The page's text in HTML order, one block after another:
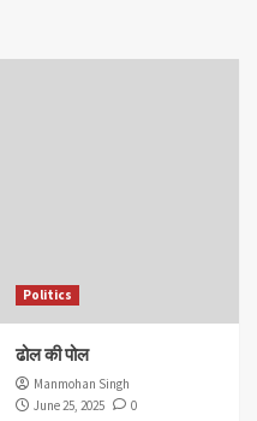
Politics
ढोल की पोल
Manmohan Singh
June 25, 2025
0